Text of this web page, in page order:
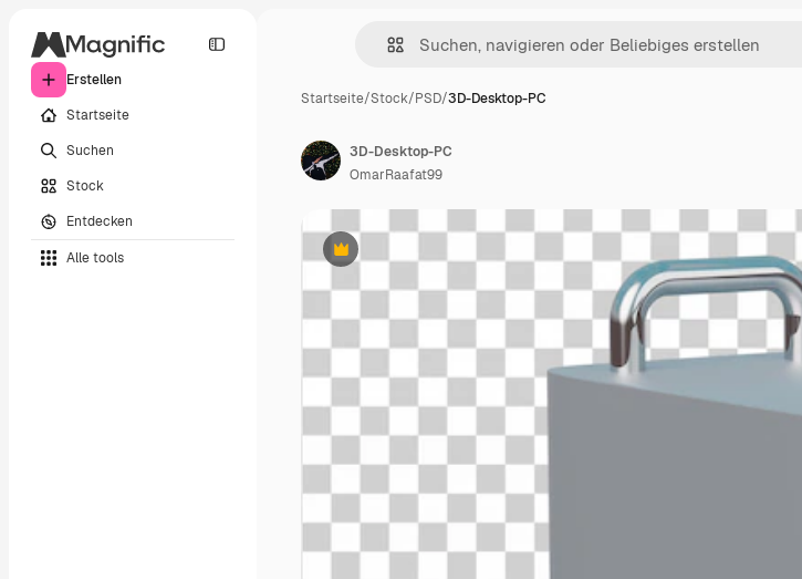
Erstellen
Startseite
Suchen
Stock
Entdecken
Alle tools
Startseite/Stock/PSD/3D-Desktop-PC
Premium
3D-Desktop-PC
OmarRaafat99